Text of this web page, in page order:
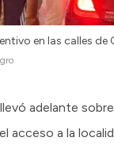
en las calles de
adelante
acceso a la